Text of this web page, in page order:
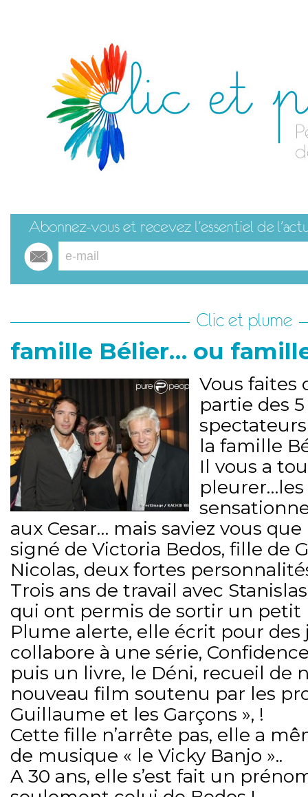
Clic et plume
famille Bélier… ou
Vous faites
partie des
la famille
Il vous a
aux Cesar… mais saviez vous
signé de Victoria Bedos, fille de
Nicolas, deux fortes
Trois ans de travail avec
qui ont permis de sortir un petit
Plume alerte, elle écrit pour des
collabore à une série,
puis un livre, le Déni, recueil de
nouveau film soutenu par les
Guillaume et les Garçons », !
Cette fille n’arrête pas, elle a
de musique « le Vicky Banjo »..
A 30 ans, elle s’est fait un